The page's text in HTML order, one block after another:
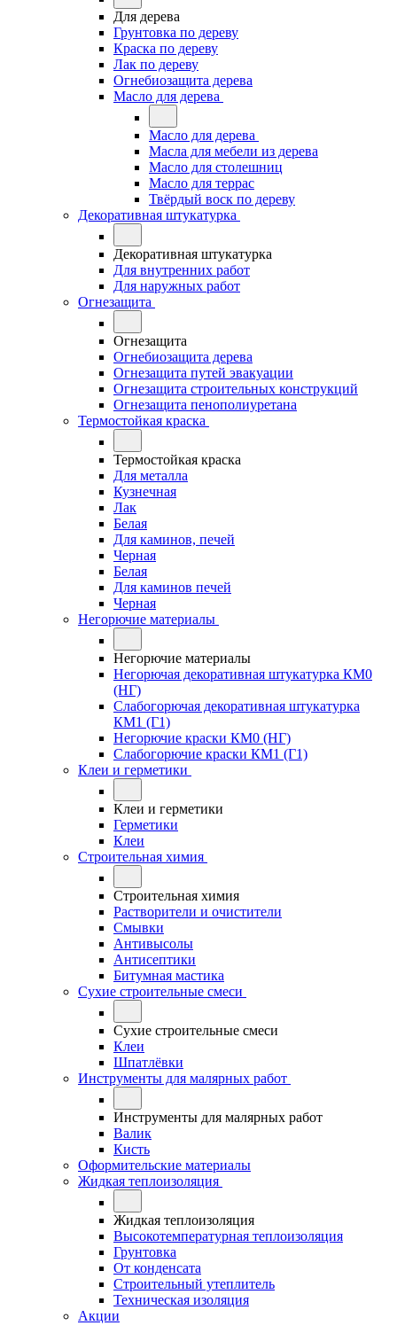
Для дерева
Грунтовка по дереву
Краска по дереву
Лак по дереву
Огнебиозащита дерева
Масло для дерева
Масло для дерева
Масла для мебели из дерева
Масло для столешниц
Масло для террас
Твёрдый воск по дереву
Декоративная штукатурка
Декоративная штукатурка
Для внутренних работ
Для наружных работ
Огнезащита
Огнезащита
Огнебиозащита дерева
Огнезащита путей эвакуации
Огнезащита строительных конструкций
Огнезащита пенополиуретана
Термостойкая краска
Термостойкая краска
Для металла
Кузнечная
Лак
Белая
Для каминов, печей
Черная
Белая
Для каминов печей
Черная
Негорючие материалы
Негорючие материалы
Негорючая декоративная штукатурка КМ0
(НГ)
Слабогорючая декоративная штукатурка
КМ1 (Г1)
Негорючие краски КМ0 (НГ)
Слабогорючие краски КМ1 (Г1)
Клеи и герметики
Клеи и герметики
Герметики
Клеи
Строительная химия
Строительная химия
Растворители и очистители
Смывки
Антивысолы
Антисептики
Битумная мастика
Сухие строительные смеси
Сухие строительные смеси
Клеи
Шпатлёвки
Инструменты для малярных работ
Инструменты для малярных работ
Валик
Кисть
Оформительские материалы
Жидкая теплоизоляция
Жидкая теплоизоляция
Высокотемпературная теплоизоляция
Грунтовка
От конденсата
Строительный утеплитель
Техническая изоляция
Акции